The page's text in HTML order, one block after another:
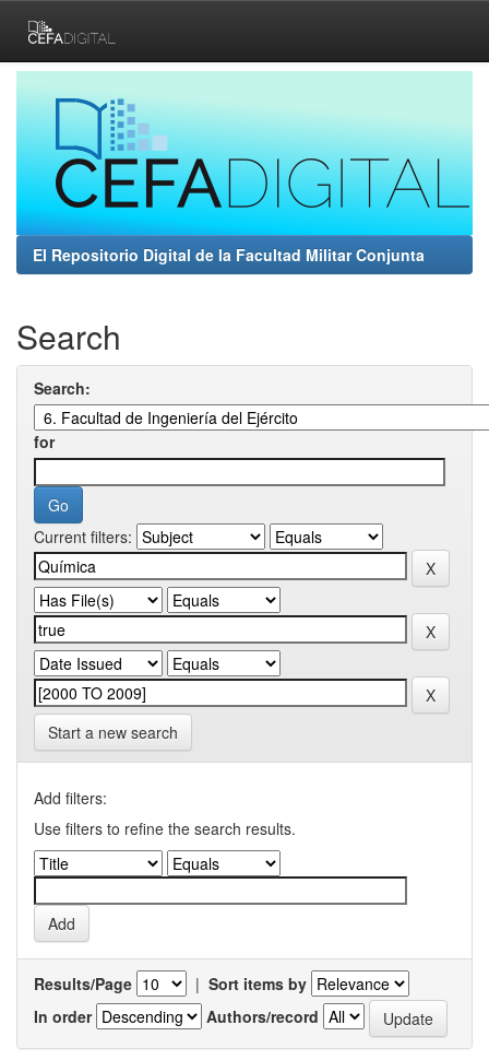
navigation
El Repositorio Digital de la Facultad Militar Conjunta
Search
Search:
for
Current filters:
Start a new search
Add filters:
Use filters to refine the search results.
Results/Page | Sort items by
In order
Authors/record